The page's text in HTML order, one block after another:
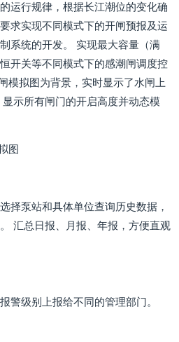
运行规律，根据长江潮位的变化确
求实现不同模式下的开闸预报及运
系统的开发。 实现最大容量（满
开关等不同模式下的感潮闸调度控
模拟图为背景，实时显示了水闸上
示所有闸门的开启高度并动态模
图
择泵站和具体单位查询历史数据，
汇总日报、月报、年报，方便直观
警级别上报给不同的管理部门。